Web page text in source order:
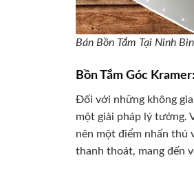
Bán Bồn Tắm Tại Ninh
Bồn Tắm Góc
Đối với những không
một giải pháp lý tưởng.
nên một điểm nhấn thú
thanh thoát, mang đến